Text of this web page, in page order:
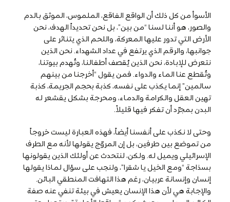
الأسوأ من كل ذلك أن الواقع الفاقع، الملموس، الموثق بالدم
والصور، هو أننا لسنا “من بين”، بل نحن تحديداً الهدف، نحن
الأرض التي تدور عليها المعركة، واللحم الذي يتناثر على
جوانبها، والرقم الذي يرتفع في عداد الشهداء. نحن الذين
نتعرض للإبادة، نحن الذين يُقصف أطفالنا، وتُهدم بيوتنا،
وتُقطع عنا الماء والدواء. فمن يقول “أخرجنا من بينهم
سالمين” إنما يكذب على نفسه، كذبة بحجم الجريمة، كذبة
تهين العقل والكرامة والدماء، ومحرجة بشكل يقشعر له
البدن بمجرّد أن تفكر فيها قليلاً.
وحتى لا نكذب على أنفسنا أيضاً، فهذه العبارة ليست خروجاً
من تموضع بين طرفين، بل إن المروّج يقولها لأنه مع الطرف
الإسرائيلي ويميل له. ولكن، لنتحدث عن أولئك الذين يقولونها
بسذاجة “ومع الخيل يا شقرا”، ولنجب على سؤال لماذا يقولها
إنسان وإنسانة عربيان، رغم هذا التهافت المنطقي البائن.
والإجابة هي لأن هذا الإنسان يعيش في بيئة تنفي عنه صفة